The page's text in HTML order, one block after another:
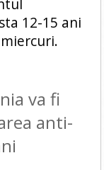
12-15 ani
va fi
anti-